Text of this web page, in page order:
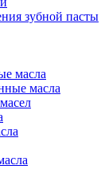
зубной пасты
масла
масла